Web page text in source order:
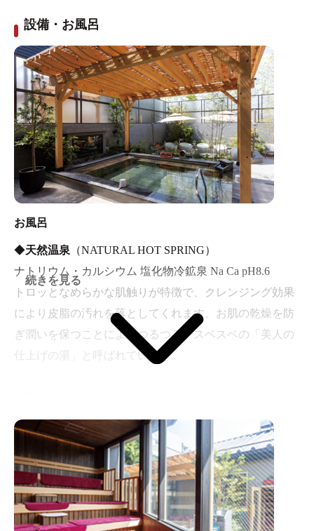
導入予定！広々としたフードコートでゆっくり食事も楽
しめます。
★3/1より所沢駅西口からのシャトルバスの運行開始予
定！キンクイへのアクセスがますます便利になります。
ニフティ温泉ライターによる「温泉バルコニー キング＆
クイーン」体験レポート記事はこちら
キンクイことKing&Queenはサウナだけじゃない！女性の
お出かけスポットにもオススメ♪
設備・お風呂
お風呂
◆天然温泉 （NATURAL HOT SPRING）
ナトリウム・カルシウム 塩化物冷鉱泉 Na Ca pH8.6
トロッとなめらかな肌触りが特徴で、クレンジング効果
により皮脂の汚れを落としてくれます。お肌の乾燥を防
ぎ潤いを保つことによりつるつる・スベスベの「美人の
仕上げの湯」と呼ばれています。
湧き上がる「良質」なアルカリ性温泉に、健康効果が立
証済みの「高濃度炭酸」を注入し、 血流や新陳代謝を促
進させる健康や美容に良い働きのあるお風呂です。
◆シルク風呂（SILK BATH）
白濁したミルキーなお湯の正体はミクロの無数の気泡で
す。 微細の気泡が毛穴に詰まった皮脂や汚れをさっぱり
続きを見る